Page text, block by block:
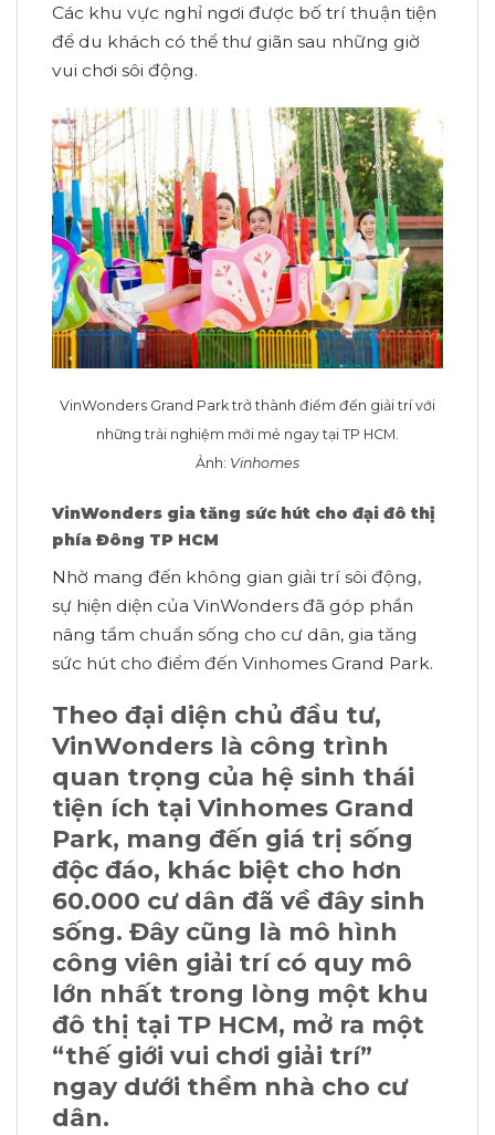
Các khu vực nghỉ ngơi được bố trí thuận tiện
để du khách có thể thư giãn sau những giờ
vui chơi sôi động.
VinWonders Grand Park trở thành điểm đến giải trí với
những trải nghiệm mới mẻ ngay tại TP HCM.
Ảnh: Vinhomes
VinWonders gia tăng sức hút cho đại đô thị
phía Đông TP HCM
Nhờ mang đến không gian giải trí sôi động,
sự hiện diện của VinWonders đã góp phần
nâng tầm chuẩn sống cho cư dân, gia tăng
sức hút cho điểm đến Vinhomes Grand Park.
Theo đại diện chủ đầu tư,
VinWonders là công trình
quan trọng của hệ sinh thái
tiện ích tại Vinhomes Grand
Park, mang đến giá trị sống
độc đáo, khác biệt cho hơn
60.000 cư dân đã về đây sinh
sống. Đây cũng là mô hình
công viên giải trí có quy mô
lớn nhất trong lòng một khu
đô thị tại TP HCM, mở ra một
“thế giới vui chơi giải trí”
ngay dưới thềm nhà cho cư
dân.